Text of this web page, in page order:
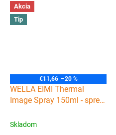
Akcia
Tip
€11,66 –20 %
WELLA EIMI Thermal
Image Spray 150ml - sprej
žehličkou, kulmou aj.
Skladom